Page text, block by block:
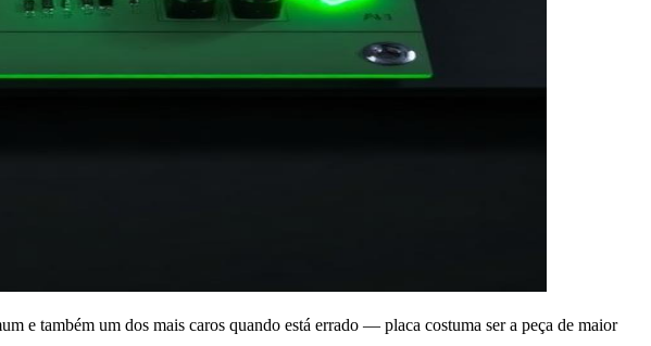
e também um dos mais caros quando está errado — placa costuma ser a peça de maior